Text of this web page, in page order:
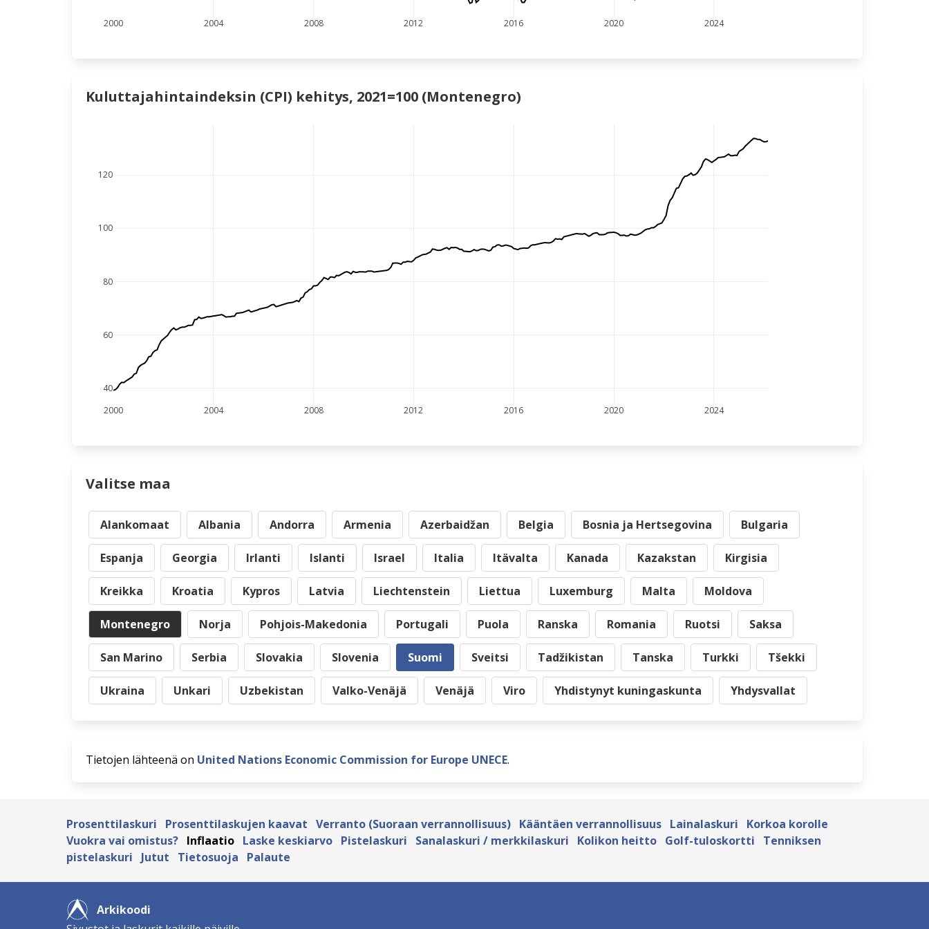
2000 2004 2008 2012 2016 2020 2024
Kuluttajahintaindeksin (CPI) kehitys, 2021=100 (Montenegro)
2000 2004 2008 2012 2016 2020 2024
40
60
80
100
120
Valitse maa
Alankomaat Albania Andorra Armenia Azerbaidžan Belgia Bosnia ja Hertsegovina Bulgaria
Espanja Georgia Irlanti Islanti Israel Italia Itävalta Kanada Kazakstan Kirgisia
Kreikka Kroatia Kypros Latvia Liechtenstein Liettua Luxemburg Malta Moldova
Montenegro Norja Pohjois-Makedonia Portugali Puola Ranska Romania Ruotsi Saksa
San Marino Serbia Slovakia Slovenia Suomi Sveitsi Tadžikistan Tanska Turkki Tšekki
Ukraina Unkari Uzbekistan Valko-Venäjä Venäjä Viro Yhdistynyt kuningaskunta Yhdysvallat
Tietojen lähteenä on United Nations Economic Commission for Europe UNECE.
Prosenttilaskuri Prosenttilaskujen kaavat Verranto (Suoraan verrannollisuus) Kääntäen verrannollisuus Lainalaskuri
Korkoa korolle
Vuokra vai omistus? Inflaatio Laske keskiarvo Pistelaskuri Sanalaskuri / merkkilaskuri Kolikon heitto Golf-tuloskortti
Tenniksen
pistelaskuri
Jutut Tietosuoja Palaute
Arkikoodi